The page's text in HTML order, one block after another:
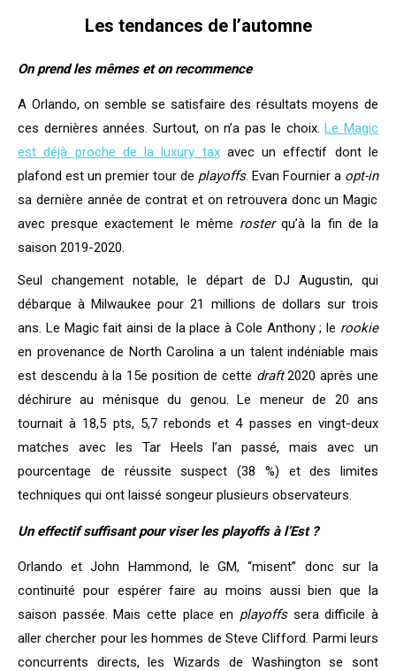
Les tendances de l’automne
On prend les mêmes et on recommence
A Orlando, on semble se satisfaire des résultats moyens de
ces dernières années. Surtout, on n’a pas le choix.Le Magic
est déjà proche de la luxury taxavec un effectif dont le
plafond est un premier tour de playoffs. Evan Fournier a opt-in
sa dernière année de contrat et on retrouvera donc un Magic
avec presque exactement le même rosterqu’à la fin de la
saison 2019-2020.
Seul changement notable, le départ de DJ Augustin, qui
débarque à Milwaukee pour 21 millions de dollars sur trois
ans. Le Magic fait ainsi de la place à Cole Anthony ; le rookie
en provenance de North Carolina a un talent indéniable mais
est descendu à la 15e position de cette draft2020 après une
déchirure au ménisque du genou. Le meneur de 20 ans
tournait à 18,5 pts, 5,7 rebonds et 4 passes en vingt-deux
matches avec les Tar Heels l’an passé, mais avec un
pourcentage de réussite suspect (38 %) et des limites
techniques qui ont laissé songeur plusieurs observateurs.
Un effectif suffisant pour viser les playoffs à l’Est ?
Orlando et John Hammond, le GM, “misent” donc sur la
continuité pour espérer faire au moins aussi bien que la
saison passée. Mais cette place en playoffssera difficile à
aller chercher pour les hommes de Steve Clifford. Parmi leurs
concurrents directs, les Wizards de Washington se sont